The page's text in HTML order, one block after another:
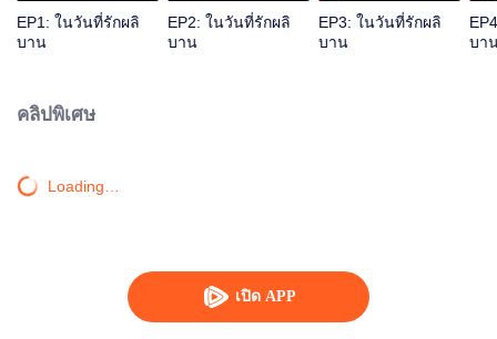
เปิด APP
EP1: ในวันที่รักผลิ
บาน
EP2: ในวันที่รักผลิ
บาน
EP3: ในวันที่รักผลิ
บาน
บา
คลิปพิเศษ
Loading…